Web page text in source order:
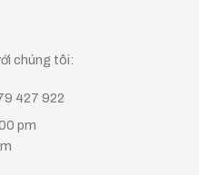
chúng tôi:
427 922
pm